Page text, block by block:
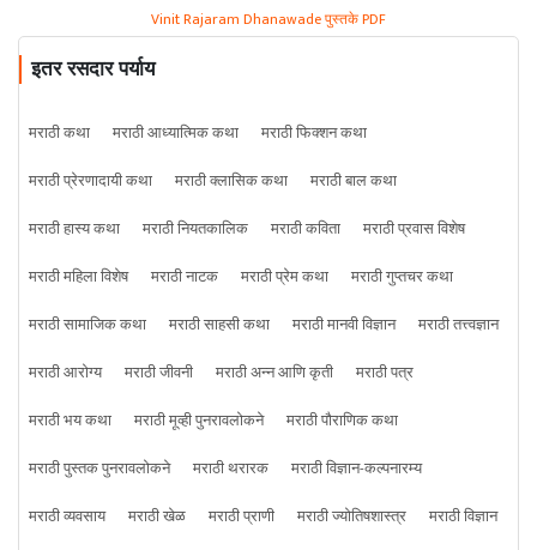
Vinit Rajaram Dhanawade पुस्तके PDF
इतर रसदार पर्याय
मराठी कथा मराठी आध्यात्मिक कथा
मराठी फिक्शन कथा
मराठी प्रेरणादायी कथा
मराठी क्लासिक कथा
मराठी बाल कथा
मराठी हास्य कथा
मराठी नियतकालिक मराठी कविता
मराठी प्रवास विशेष
मराठी महिला विशेष
मराठी नाटक मराठी प्रेम कथा
मराठी गुप्तचर कथा
मराठी सामाजिक कथा
मराठी साहसी कथा मराठी मानवी विज्ञान
मराठी तत्त्वज्ञान
मराठी आरोग्य
मराठी जीवनी मराठी अन्न आणि कृती
मराठी पत्र
मराठी भय कथा
मराठी मूव्ही पुनरावलोकने
मराठी पौराणिक कथा
मराठी पुस्तक पुनरावलोकने
मराठी थरारक
मराठी विज्ञान-कल्पनारम्य
मराठी व्यवसाय
मराठी खेळ मराठी प्राणी मराठी ज्योतिषशास्त्र
मराठी विज्ञान